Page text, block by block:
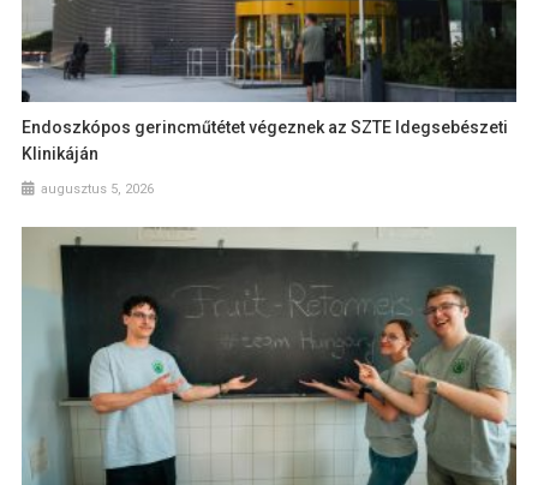
Endoszkópos gerincműtétet végeznek az SZTE Idegsebészeti
Klinikáján
augusztus 5, 2026